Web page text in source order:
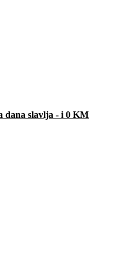
dana slavlja - i 0 KM